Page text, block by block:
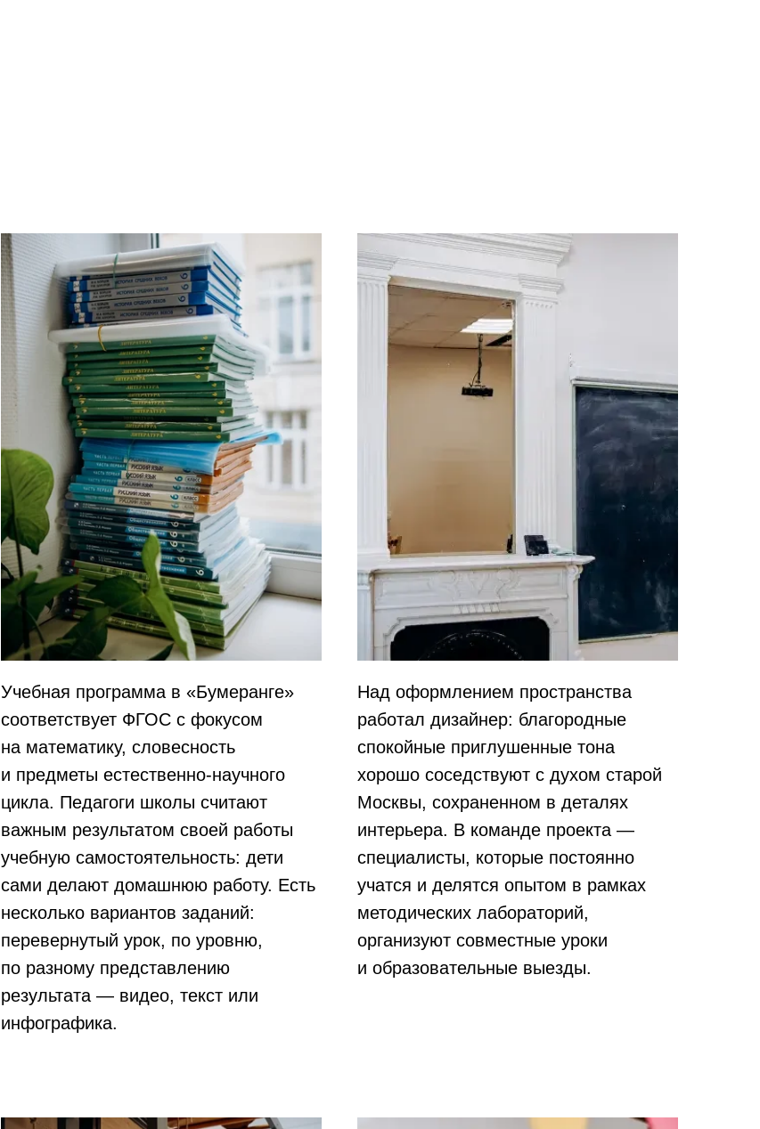
Учебная программа в «Бумеранге»
соответствует ФГОС с фокусом
на математику, словесность
и предметы естественно-научного
цикла. Педагоги школы считают
важным результатом своей работы
учебную самостоятельность: дети
сами делают домашнюю работу. Есть
несколько вариантов заданий:
перевернутый урок, по уровню,
по разному представлению
результата — видео, текст или
инфографика.
Над оформлением пространства
работал дизайнер: благородные
спокойные приглушенные тона
хорошо соседствуют с духом старой
Москвы, сохраненном в деталях
интерьера. В команде проекта —
специалисты, которые постоянно
учатся и делятся опытом в рамках
методических лабораторий,
организуют совместные уроки
и образовательные выезды.